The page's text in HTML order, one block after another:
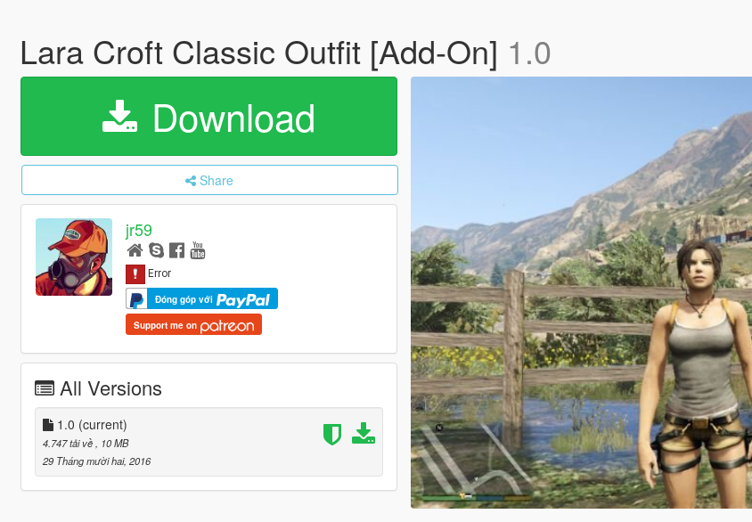
Lara Croft Classic Outfit [Add-On] 1.0
Download
Share
jr59
Đóng góp với
Support me on
All Versions
1.0 (current)
4.747 tải về, 10 MB
29 Tháng mười hai, 2016